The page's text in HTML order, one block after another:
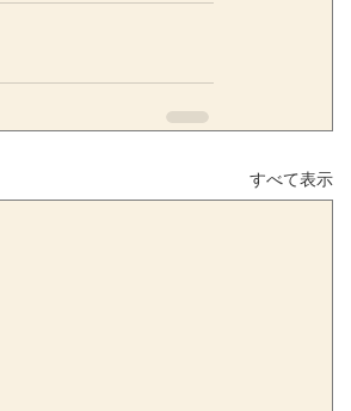
すべて表示